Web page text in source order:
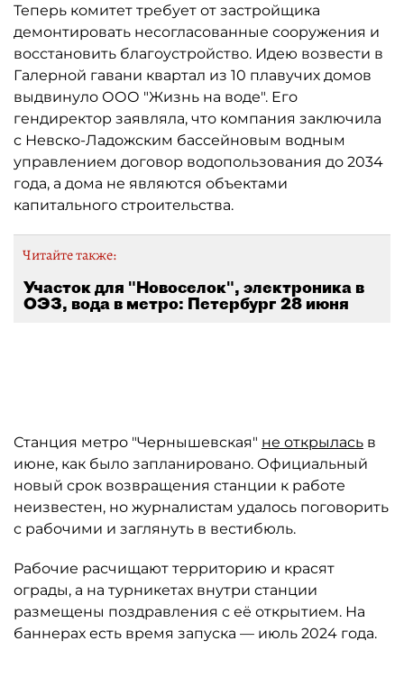
Теперь комитет требует от застройщика
демонтировать несогласованные сооружения и
восстановить благоустройство. Идею возвести в
Галерной гавани квартал из 10 плавучих домов
выдвинуло ООО "Жизнь на воде". Его
гендиректор заявляла, что компания заключила
с Невско-Ладожским бассейновым водным
управлением договор водопользования до 2034
года, а дома не являются объектами
капитального строительства.
Читайте также:
Участок для "Новоселок", электроника в
ОЭЗ, вода в метро: Петербург 28 июня
Станция метро "Чернышевская" не открылась в
июне, как было запланировано. Официальный
новый срок возвращения станции к работе
неизвестен, но журналистам удалось поговорить
с рабочими и заглянуть в вестибюль.
Рабочие расчищают территорию и красят
ограды, а на турникетах внутри станции
размещены поздравления с её открытием. На
баннерах есть время запуска — июль 2024 года.